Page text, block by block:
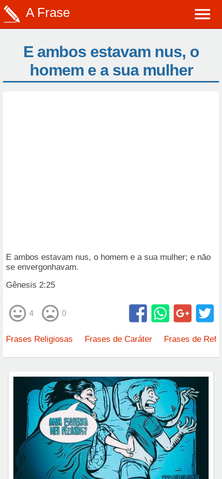
A Frase
E ambos estavam nus, o
homem e a sua mulher
E ambos estavam nus, o homem e a sua mulher; e não
se envergonhavam.
Gênesis 2:25
4 0
Frases Religiosas Frases de Caráter Frases de